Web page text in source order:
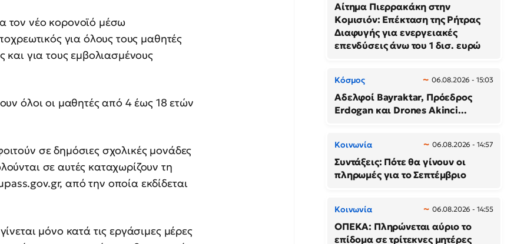
τον νέο κορονοϊό μέσω
για όλους τους μαθητές
και για τους εμβολιασμένους
όλοι οι μαθητές από 4 έως 18 ετών
σε δημόσιες σχολικές μονάδες
σε αυτές καταχωρίζουν τη
από την οποία εκδίδεται
μόνο κατά τις εργάσιμες μέρες
Αίτημα Πιερρακάκη στην
Κομισιόν: Επέκταση της Ρήτρας
Διαφυγής για ενεργειακές
επενδύσεις άνω του 1 δισ. ευρώ
Κόσμος 06.08.2026 - 15:03
Αδελφοί Bayraktar, Πρόεδρος
Erdogan και Drones Akinci...
Κοινωνία 06.08.2026 - 14:57
Συντάξεις: Πότε θα γίνουν οι
πληρωμές για το Σεπτέμβριο
Κοινωνία 06.08.2026 - 14:55
ΟΠΕΚΑ: Πληρώνεται αύριο το
επίδομα σε τρίτεκνες μητέρες